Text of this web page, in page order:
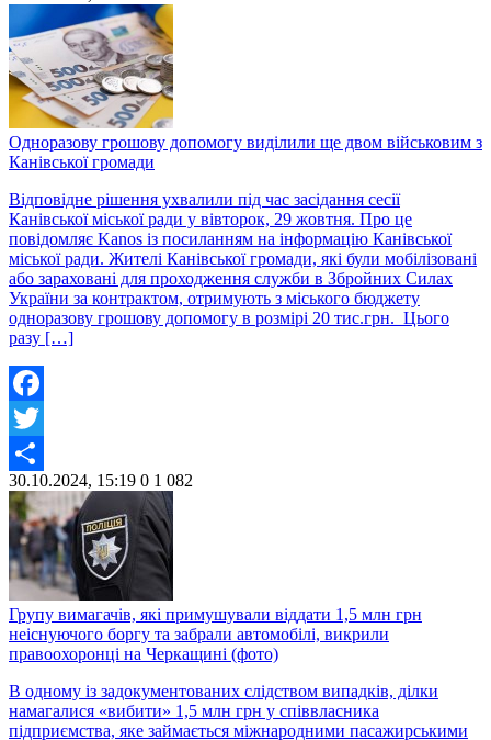
Одноразову грошову допомогу виділили ще двом військовим з
Канівської громади
Відповідне рішення ухвалили під час засідання сесії
Канівської міської ради у вівторок, 29 жовтня. Про це
повідомляє Kanos із посиланням на інформацію Канівської
міської ради. Жителі Канівської громади, які були мобілізовані
або зараховані для проходження служби в Збройних Силах
України за контрактом, отримують з міського бюджету
одноразову грошову допомогу в розмірі 20 тис.грн. Цього
разу […]
Facebook
Twitter
Share
30.10.2024, 15:19 0 1 082
Групу вимагачів, які примушували віддати 1,5 млн грн
неіснуючого боргу та забрали автомобілі, викрили
правоохоронці на Черкащині (фото)
В одному із задокументованих слідством випадків, ділки
намагалися «вибити» 1,5 млн грн у співвласника
підприємства, яке займається міжнародними пасажирськими